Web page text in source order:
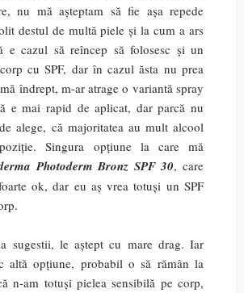
nu mă așteptam să fie așa repede
destul de multă piele și la cum a ars
e cazul să reîncep să folosesc și un
cu SPF, dar în cazul ăsta nu prea
îndrept, m-ar atrage o variantă spray
e mai rapid de aplicat, dar parcă nu
alege, că majoritatea au mult alcool
Singura opțiune la care mă
Photoderm Bronz SPF 30, care
ok, dar eu aș vrea totuși un SPF
sugestii, le aștept cu mare drag. Iar
altă opțiune, probabil o să rămân la
n-am totuși pielea sensibilă pe corp,